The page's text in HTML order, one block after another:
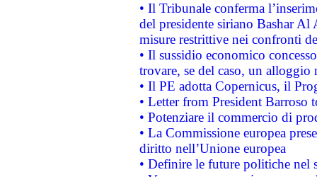
• Il Tribunale conferma
del presidente siriano Bashar Al
misure restrittive nei confronti
• Il sussidio economico
trovare, se del caso, un
• Il PE adotta Copernicus, il
• Letter from President Barroso
• Potenziare il commercio di
• La Commissione europea
diritto nell’Unione europea
• Definire le future politiche nel